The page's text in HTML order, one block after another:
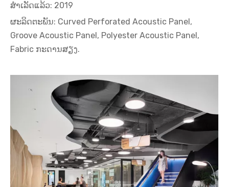
ສຳເລັດແລ້ວ: 2019
ຜະ​ລິດ​ຕະ​ພັນ: Curved Perforated Acoustic Panel,
Groove Acoustic Panel, Polyester Acoustic Panel,
Fabric ກະດານສຽງ.